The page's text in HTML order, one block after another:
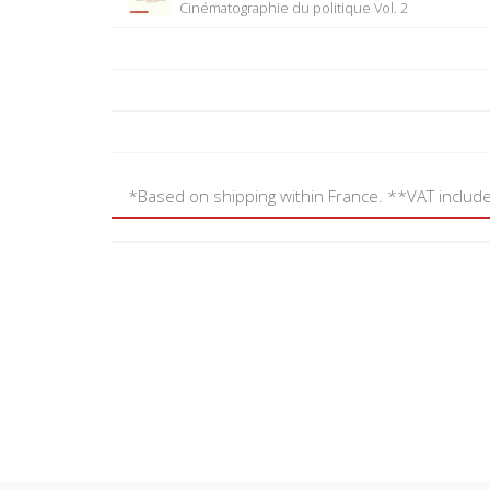
Cinématographie du politique Vol. 2
*Based on shipping within France. **VAT